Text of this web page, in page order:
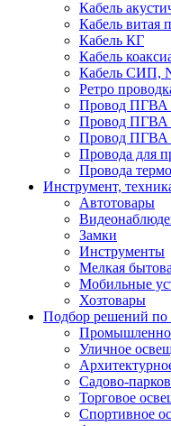
Кабель
Кабель витая
Кабель КГ
Кабель
Кабель СИП,
Ретро
Провод
Провод
Провод
Провода для
Провода
Инструмент,
Автотовары
Замки
Инструменты
Мелкая
Мобильные
Хозтовары
Подбор решений
Уличное
Садово-
Торговое
Спортивное